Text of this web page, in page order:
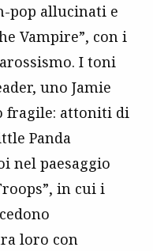
pop allucinati e
Vampire”, con i
I toni
uno Jamie
fragile: attoniti di
Panda
nel paesaggio
in cui i
loro con